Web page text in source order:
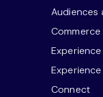
Audiences
Commerce
Connect